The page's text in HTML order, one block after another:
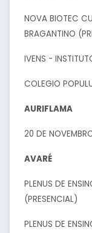
NOVA BIOTEC
BRAGANTINO
IVENS -
COLEGIO
AURIFLAMA
20 DE
AVARÉ
PLENUS DE
(PRESENCIAL)
PLENUS DE